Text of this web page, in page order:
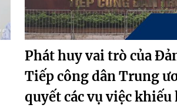
Phát huy vai trò của
Tiếp công dân Trung
quyết các vụ việc